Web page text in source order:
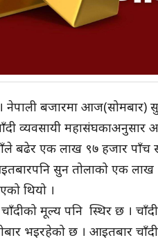
। नेपाली बजारमा आज(सोमबार)
व्यवसायी महासंघकाअनुसार
बढेर एक लाख ९७ हजार पाँच
सुन तोलाको एक लाख
थियो ।
मूल्य पनि स्थिर छ ।
भइरहेको छ । आइतबार